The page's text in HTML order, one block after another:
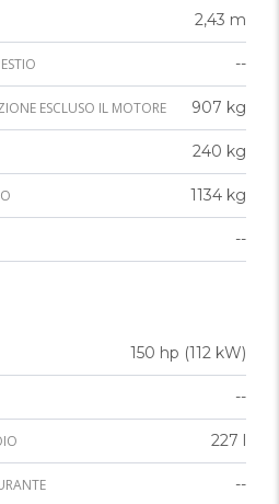
2,43 m
--
ESCLUSO IL MOTORE 907 kg
240 kg
1134 kg
--
150 hp (112 kW)
--
227 l
--